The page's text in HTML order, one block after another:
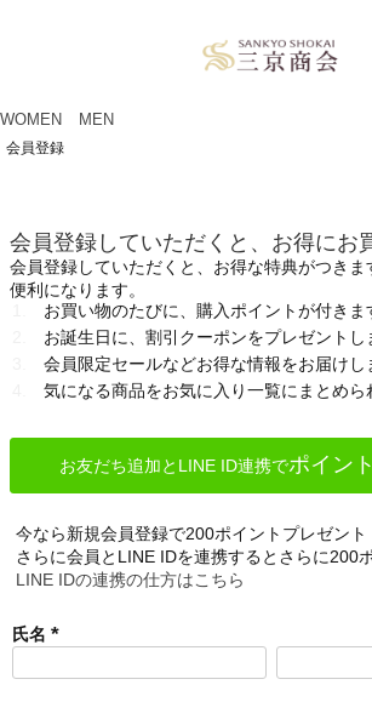
WOMEN MEN
会員登録
会員登録していただくと、お得にお
会員登録していただくと、お得な特典がつきま
便利になります。
お買い物のたびに、購入ポイントが付きま
お誕生日に、割引クーポンをプレゼントし
会員限定セールなどお得な情報をお届けし
気になる商品をお気に入り一覧にまとめら
お友だち追加とLINE ID連携でポイン
今なら新規会員登録で200ポイントプレゼント
さらに会員とLINE IDを連携するとさらに200
LINE IDの連携の仕方はこちら
氏名
必